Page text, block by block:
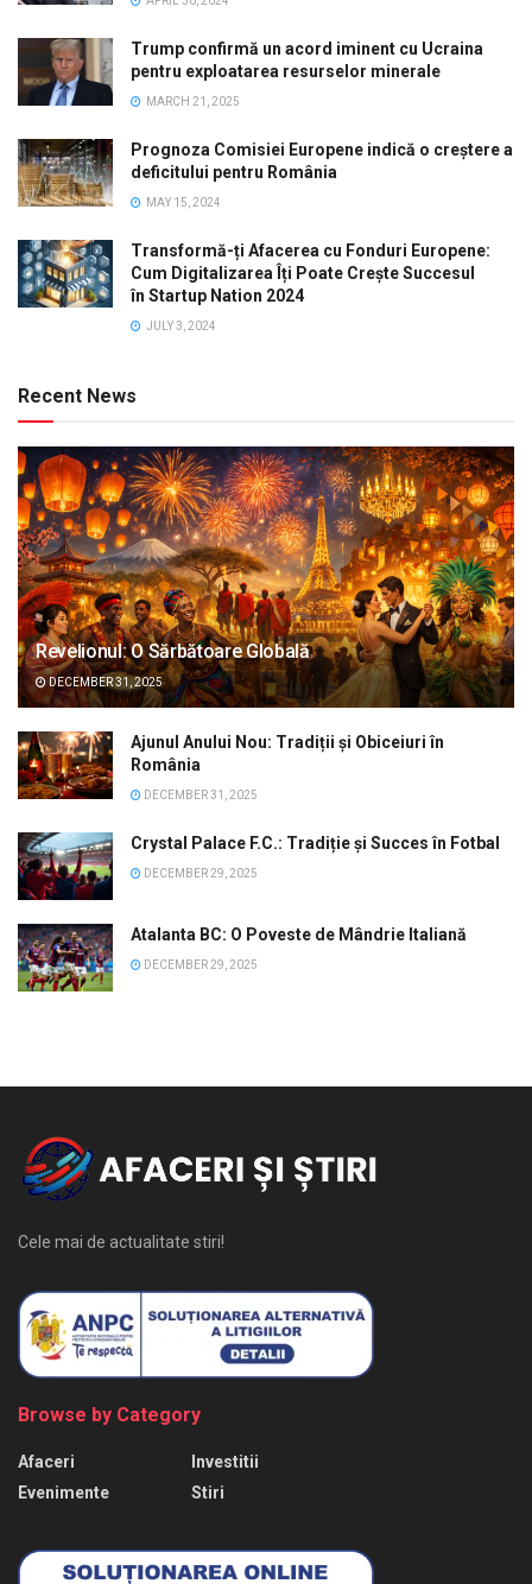
Trump confirmă un acord iminent cu Ucraina
pentru exploatarea resurselor minerale
MARCH 21, 2025
Prognoza Comisiei Europene indică o creștere a
deficitului pentru România
MAY 15, 2024
Transformă-ți Afacerea cu Fonduri Europene:
Cum Digitalizarea Îți Poate Crește Succesul
în Startup Nation 2024
JULY 3, 2024
Recent News
Revelionul: O Sărbătoare Globală
DECEMBER 31, 2025
Ajunul Anului Nou: Tradiții și Obiceiuri în
România
DECEMBER 31, 2025
Crystal Palace F.C.: Tradiție și Succes în Fotbal
DECEMBER 29, 2025
Atalanta BC: O Poveste de Mândrie Italiană
DECEMBER 29, 2025
Cele mai de actualitate stiri!
Browse by Category
Afaceri
Evenimente
Investitii
Stiri